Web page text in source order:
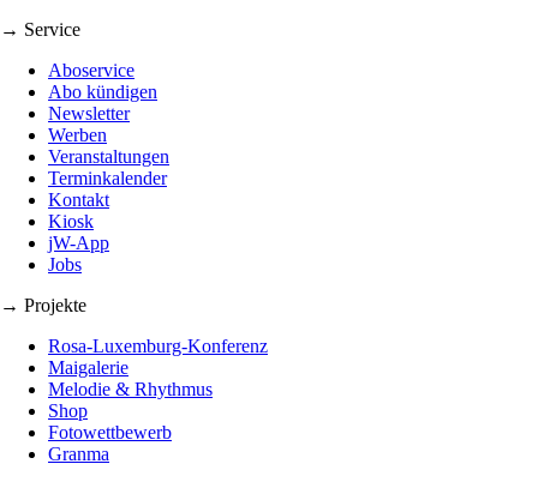
→ Service
Aboservice
Abo kündigen
Newsletter
Werben
Veranstaltungen
Terminkalender
Kontakt
Kiosk
jW-App
Jobs
→ Projekte
Rosa-Luxemburg-Konferenz
Maigalerie
Melodie & Rhythmus
Shop
Fotowettbewerb
Granma